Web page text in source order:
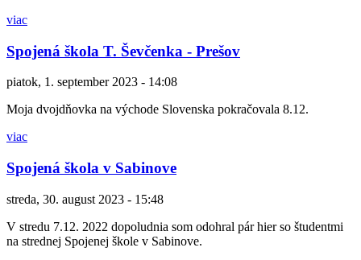
viac
Spojená škola T. Ševčenka - Prešov
piatok, 1. september 2023 - 14:08
Moja dvojdňovka na východe Slovenska pokračovala 8.12.
viac
Spojená škola v Sabinove
streda, 30. august 2023 - 15:48
V stredu 7.12. 2022 dopoludnia som odohral pár hier so študentmi
na strednej Spojenej škole v Sabinove.